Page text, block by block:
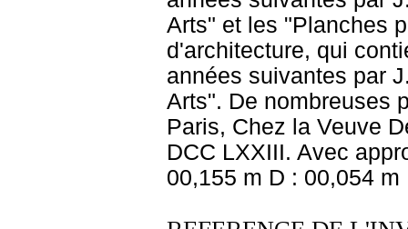
Arts" et les "Planches
d'architecture, qui
années suivantes par
Arts". De nombreuses
Paris, Chez la Veuve
DCC LXXIII. Avec
00,155 m D : 00,054